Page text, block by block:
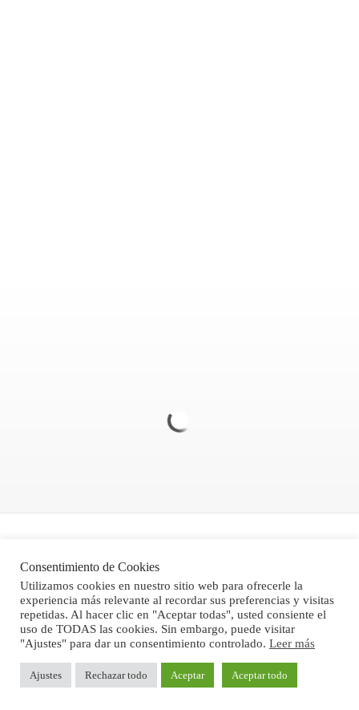
Aviso legal
Condiciones Generales de Venta
®Stone Computer, S.L. 2024
Consentimiento de Cookies
Utilizamos cookies en nuestro sitio web para ofrecerle la
experiencia más relevante al recordar sus preferencias y visitas
repetidas. Al hacer clic en "Aceptar todas", usted consiente el
uso de TODAS las cookies. Sin embargo, puede visitar
"Ajustes" para dar un consentimiento controlado. Leer más
Ajustes Rechazar todo Aceptar Aceptar todo